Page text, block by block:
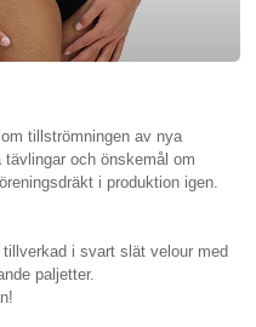
tillströmningen av nya
tävlingar och önskemål om
i produktion igen.
i svart slät velour med
paljetter.